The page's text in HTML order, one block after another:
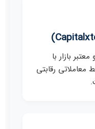
بازار با
۵، که شرایط معاملاتی رقابتی